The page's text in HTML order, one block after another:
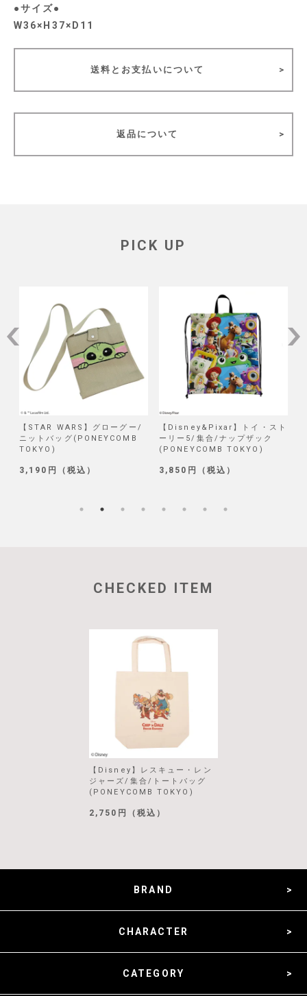
●サイズ●
W36×H37×D11
送料とお支払いについて
返品について
PICK UP
【STAR WARS】グローグー/
ニットバッグ(PONEYCOMB
TOKYO)
3,190円（税込）
【Disney&Pixar】トイ・スト
ーリー5/集合/ナップザック
(PONEYCOMB TOKYO)
3,850円（税込）
CHECKED ITEM
【Disney】レスキュー・レン
ジャーズ/集合/トートバッグ
(PONEYCOMB TOKYO)
2,750円（税込）
BRAND
CHARACTER
CATEGORY